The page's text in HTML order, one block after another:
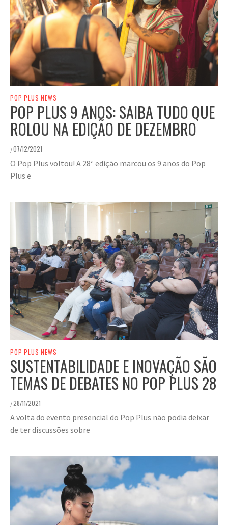
POP PLUS NEWS
POP PLUS 9 ANOS: SAIBA TUDO QUE
ROLOU NA EDIÇÃO DE DEZEMBRO
/07/12/2021
O Pop Plus voltou! A 28ª edição marcou os 9 anos do Pop
Plus e
POP PLUS NEWS
SUSTENTABILIDADE E INOVAÇÃO SÃO
TEMAS DE DEBATES NO POP PLUS 28
/28/11/2021
A volta do evento presencial do Pop Plus não podia deixar
de ter discussões sobre